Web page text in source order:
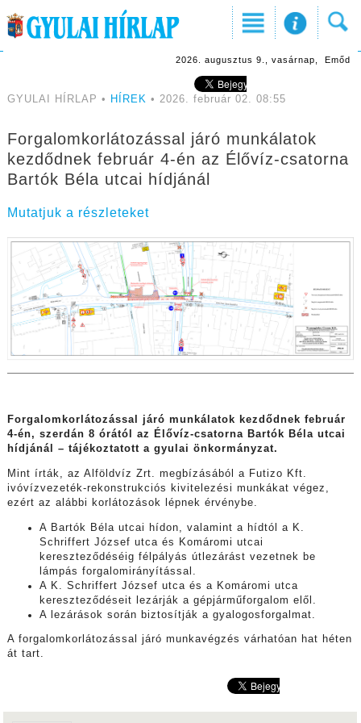
2026. augusztus 9., vasárnap, Emőd
GYULAI HÍRLAP • HÍREK • 2026. február 02. 08:55
Forgalomkorlátozással járó munkálatok
kezdődnek február 4-én az Élővíz-csatorna
Bartók Béla utcai hídjánál
Mutatjuk a részleteket
Forgalomkorlátozással járó munkálatok kezdődnek február
4-én, szerdán 8 órától az Élővíz-csatorna Bartók Béla utcai
hídjánál – tájékoztatott a gyulai önkormányzat.
Mint írták, az Alföldvíz Zrt. megbízásából a Futizo Kft.
ivóvízvezeték-rekonstrukciós kivitelezési munkákat végez,
ezért az alábbi korlátozások lépnek érvénybe.
A Bartók Béla utcai hídon, valamint a hídtól a K.
Schriffert József utca és Komáromi utcai
kereszteződéséig félpályás útlezárást vezetnek be
lámpás forgalomirányítással.
A K. Schriffert József utca és a Komáromi utca
kereszteződéseit lezárják a gépjárműforgalom elől.
A lezárások során biztosítják a gyalogosforgalmat.
A forgalomkorlátozással járó munkavégzés várhatóan hat héten
át tart.